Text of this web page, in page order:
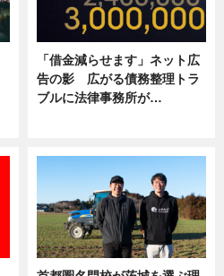
「借金減らせます」ネット広
告の影 広がる債務整理トラ
ブルに法律事務所が…